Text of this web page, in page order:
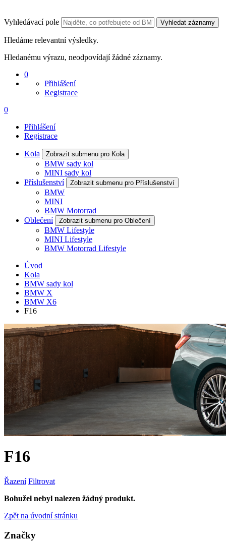
Vyhledávací pole Vyhledat záznamy
Hledáme relevantní výsledky.
Hledanému výrazu, neodpovídají žádné záznamy.
0
Přihlášení
Registrace
0
Přihlášení
Registrace
Kola Zobrazit submenu pro Kola
BMW sady kol
MINI sady kol
Příslušenství
Zobrazit submenu pro Příslušenství
BMW
MINI
BMW Motorrad
Oblečení
Zobrazit submenu pro Oblečení
BMW Lifestyle
MINI Lifestyle
BMW Motorrad Lifestyle
Úvod
Kola
BMW sady kol
BMW X
BMW X6
F16
F16
Řazení Filtrovat
Bohužel nebyl nalezen žádný produkt.
Zpět na úvodní stránku
Značky